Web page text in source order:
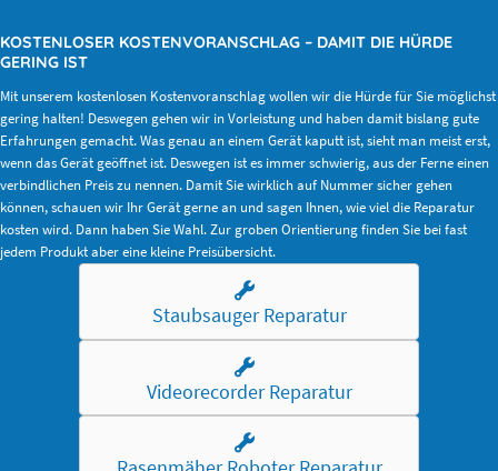
KOSTENLOSER KOSTENVORANSCHLAG – DAMIT DIE HÜRDE
GERING IST
Mit unserem kostenlosen Kostenvoranschlag wollen wir die Hürde für Sie möglichst
gering halten! Deswegen gehen wir in Vorleistung und haben damit bislang gute
Erfahrungen gemacht. Was genau an einem Gerät kaputt ist, sieht man meist erst,
wenn das Gerät geöffnet ist. Deswegen ist es immer schwierig, aus der Ferne einen
verbindlichen Preis zu nennen. Damit Sie wirklich auf Nummer sicher gehen
können, schauen wir Ihr Gerät gerne an und sagen Ihnen, wie viel die Reparatur
kosten wird. Dann haben Sie Wahl. Zur groben Orientierung finden Sie bei fast
jedem Produkt aber eine kleine Preisübersicht.
Staubsauger Reparatur
Videorecorder Reparatur